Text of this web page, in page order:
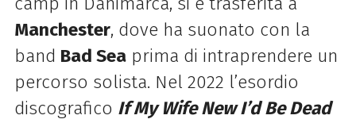
Manchester, dove ha suonato con la
band Bad Seaprima di intraprendere un
percorso solista. Nel 2022 l’esordio
discografico If My Wife New I’d Be Dead